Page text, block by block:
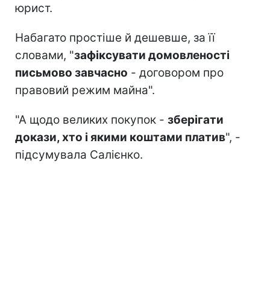
юрист.
Набагато простіше й дешевше, за її
словами, "зафіксувати домовленості
письмово завчасно - договором про
правовий режим майна".
"А щодо великих покупок - зберігати
докази, хто і якими коштами платив", -
підсумувала Салієнко.